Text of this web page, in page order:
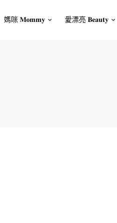
媽咪 𝐌𝐨𝐦𝐦𝐲 愛漂亮 𝐁𝐞𝐚𝐮𝐭𝐲